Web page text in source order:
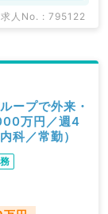
求人No. : 795122
ープで外来・
万円／週4
科／常勤）